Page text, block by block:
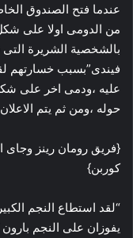
عندما فتح الصندوق
بالشخصية الشريرة التى
فيندى”بسبب خسارتهم
عليه ،ودمى اخر على
حوله ،ومن ثم يتم
{فريق رومان رينز
كوربن}
“لقد استطاع النجم
يفوزان على النجم